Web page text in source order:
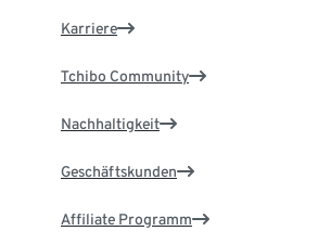
Karriere
Tchibo Community
Nachhaltigkeit
Geschäftskunden
Affiliate Programm